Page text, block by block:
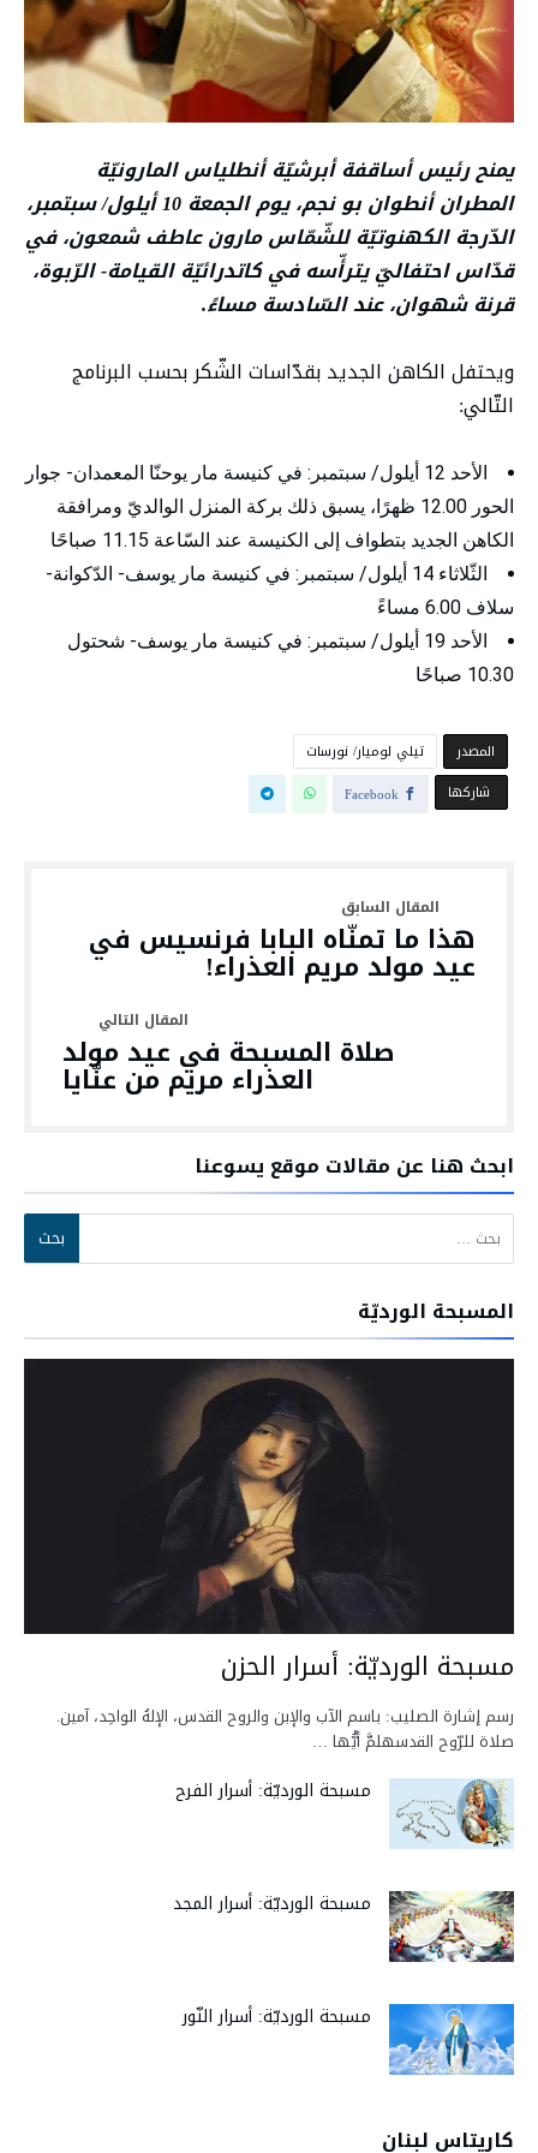
يمنح رئيس أساقفة أبرشيّة أنطلياس المارونيّة
المطران أنطوان بو نجم، يوم الجمعة 10 أيلول/ سبتمبر،
الدّرجة الكهنوتيّة للشّمّاس مارون عاطف شمعون، في
قدّاس احتفاليّ يترأّسه في كاتدرائيّة القيامة- الرّبوة،
قرنة شهوان، عند السّادسة مساءً.
ويحتفل الكاهن الجديد بقدّاسات الشّكر بحسب البرنامج
التّالي:
الأحد 12 أيلول/ سبتمبر: في كنيسة مار يوحنّا المعمدان- جوار
الحور 12.00 ظهرًا، يسبق ذلك بركة المنزل الوالديّ ومرافقة
الكاهن الجديد بتطواف إلى الكنيسة عند السّاعة 11.15 صباحًا
الثّلاثاء 14 أيلول/ سبتمبر: في كنيسة مار يوسف- الدّكوانة-
سلاف 6.00 مساءً
الأحد 19 أيلول/ سبتمبر: في كنيسة مار يوسف- شحتول
10.30 صباحًا
‫المصدر‬
تيلي لوميار/ نورسات
‫‫ شاركها‬
Facebook
هذا ما تمنّاه البابا فرنسيس في
عيد مولد مريم العذراء!
صلاة المسبحة في عيد مولد
العذراء مريم من عنّايا
ابحث هنا عن مقالات موقع يسوعنا
البحث عن:
المسبحة الورديّة
مسبحة الورديّة: أسرار الحزن
رسم إشارة الصليب: باسم الآب والإبن والروح القدس، الإلهُ الواحِد، آمين.
صلاة للرّوح القدسهلمَّ أيُّها …
مسبحة الورديّة: أسرار الفرح
مسبحة الورديّة: أسرار المجد
مسبحة الورديّة: أسرار النّور
كاريتاس لبنان